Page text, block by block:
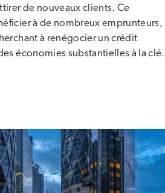
de nouveaux clients. Ce
à de nombreux emprunteurs,
à renégocier un crédit
économies substantielles à la clé​.